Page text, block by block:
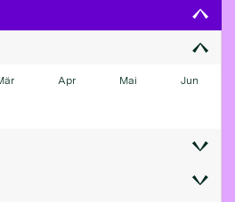
Apr Mai Jun